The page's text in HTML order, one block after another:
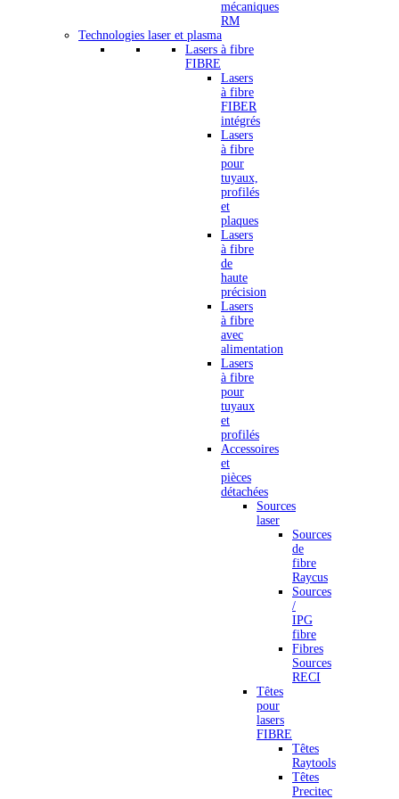
mécaniques
RM
Technologies laser et plasma
Lasers à fibre
FIBRE
Lasers
à fibre
FIBER
intégrés
Lasers
à fibre
pour
tuyaux,
profilés
et
plaques
Lasers
à fibre
de
haute
précision
Lasers
à fibre
avec
alimentation
Lasers
à fibre
pour
tuyaux
et
profilés
Accessoires
et
pièces
détachées
Sources
laser
Sources
de
fibre
Raycus
Sources
/
IPG
fibre
Fibres
Sources
RECI
Têtes
pour
lasers
FIBRE
Têtes
Raytools
Têtes
Precitec